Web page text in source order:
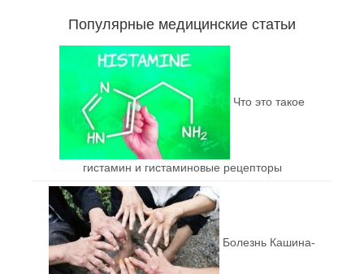
Популярные медицинские статьи
Что это такое
гистамин и гистаминовые рецепторы
Болезнь Кашина-